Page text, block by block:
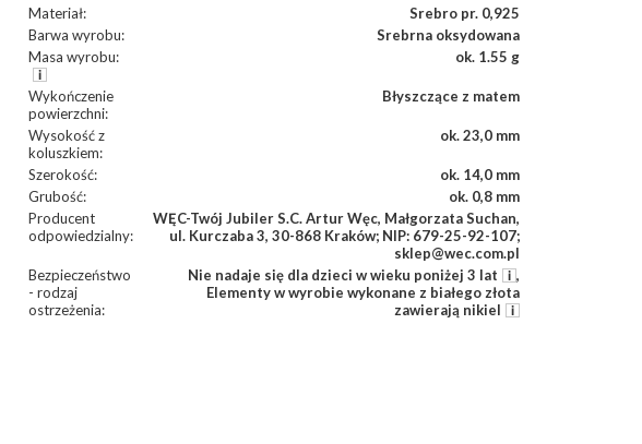
Materiał:
Srebro pr. 0,925
Barwa wyrobu:
Srebrna oksydowana
Masa wyrobu: ok. 1.55 g
Wykończenie
powierzchni:
Błyszczące z matem
Wysokość z
koluszkiem:
ok. 23,0 mm
Szerokość:
ok. 14,0 mm
Grubość:
ok. 0,8 mm
Producent
odpowiedzialny:
WĘC-Twój Jubiler S.C. Artur Węc, Małgorzata Suchan,
ul. Kurczaba 3, 30-868 Kraków; NIP: 679-25-92-107;
sklep@wec.com.pl
Bezpieczeństwo
- rodzaj
ostrzeżenia:
Nie nadaje się dla dzieci w wieku poniżej 3 lat
,
Elementy w wyrobie wykonane z białego złota
zawierają nikiel